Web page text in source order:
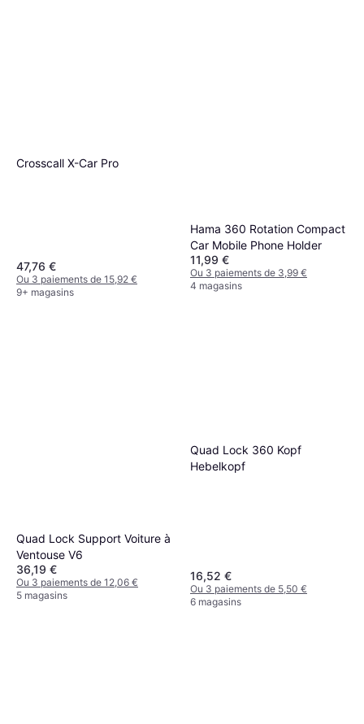
Crosscall X-Car Pro
47,76 €
Ou 3 paiements de 15,92 €
9+ magasins
Hama 360 Rotation Compact
Car Mobile Phone Holder
11,99 €
Ou 3 paiements de 3,99 €
4 magasins
Quad Lock Support Voiture à
Ventouse V6
36,19 €
Ou 3 paiements de 12,06 €
5 magasins
Quad Lock 360 Kopf
Hebelkopf
16,52 €
Ou 3 paiements de 5,50 €
6 magasins